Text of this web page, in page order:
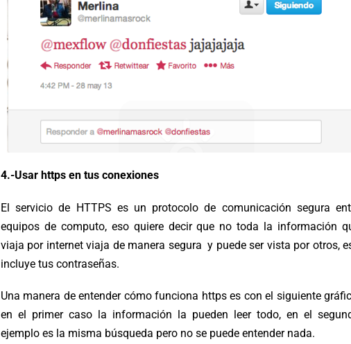
4.-Usar https en tus conexiones
El servicio de HTTPS es un protocolo de comunicación segura
equipos de computo, eso quiere decir que no toda la información
viaja por internet viaja de manera segura y puede ser vista por otros,
incluye tus contraseñas.
Una manera de entender cómo funciona https es con el siguiente
en el primer caso la información la pueden leer todo, en el
ejemplo es la misma búsqueda pero no se puede entender nada.